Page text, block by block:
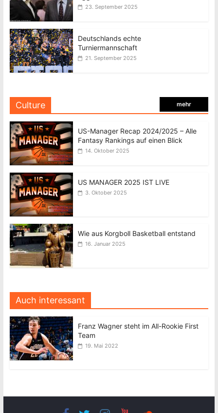
23. September 2025
Deutschlands echte
Turniermannschaft
21. September 2025
Culture mehr
US-Manager Recap 2024/2025 – Alle
Fantasy Rankings auf einen Blick
14. Oktober 2025
US MANAGER 2025 IST LIVE
3. Oktober 2025
Wie aus Korgboll Basketball entstand
16. Januar 2025
Auch interessant
Franz Wagner steht im All-Rookie First
Team
19. Mai 2022